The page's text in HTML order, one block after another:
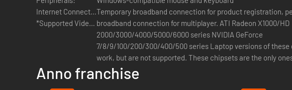
Internet Connection:Temporary broadband connection for product registration,
broadband connection for multiplayer.
*Supported Video Cards at Time of Release:
ATI Radeon X1000/HD
2000/3000/4000/5000/6000 series NVIDIA GeForce
7/8/9/100/200/300/400/500 series Laptop versions of these cards may
work, but are not supported. These chipsets are the only
run this game. For the most up-to-date minimum requirement
please visit the FAQ on our support website at: . Requires a UPlay
Anno franchise